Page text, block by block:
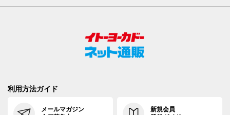
利用方法ガイド
メールマガジン
新規会員